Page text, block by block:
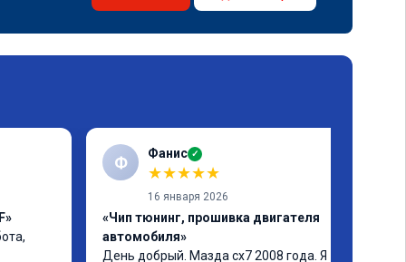
Ф Фанис ✓
★★★★★
16 января 2026
«Чип тюнинг, прошивка двигателя
автомобиля»
День добрый. Мазда сх7 2008 года. Я